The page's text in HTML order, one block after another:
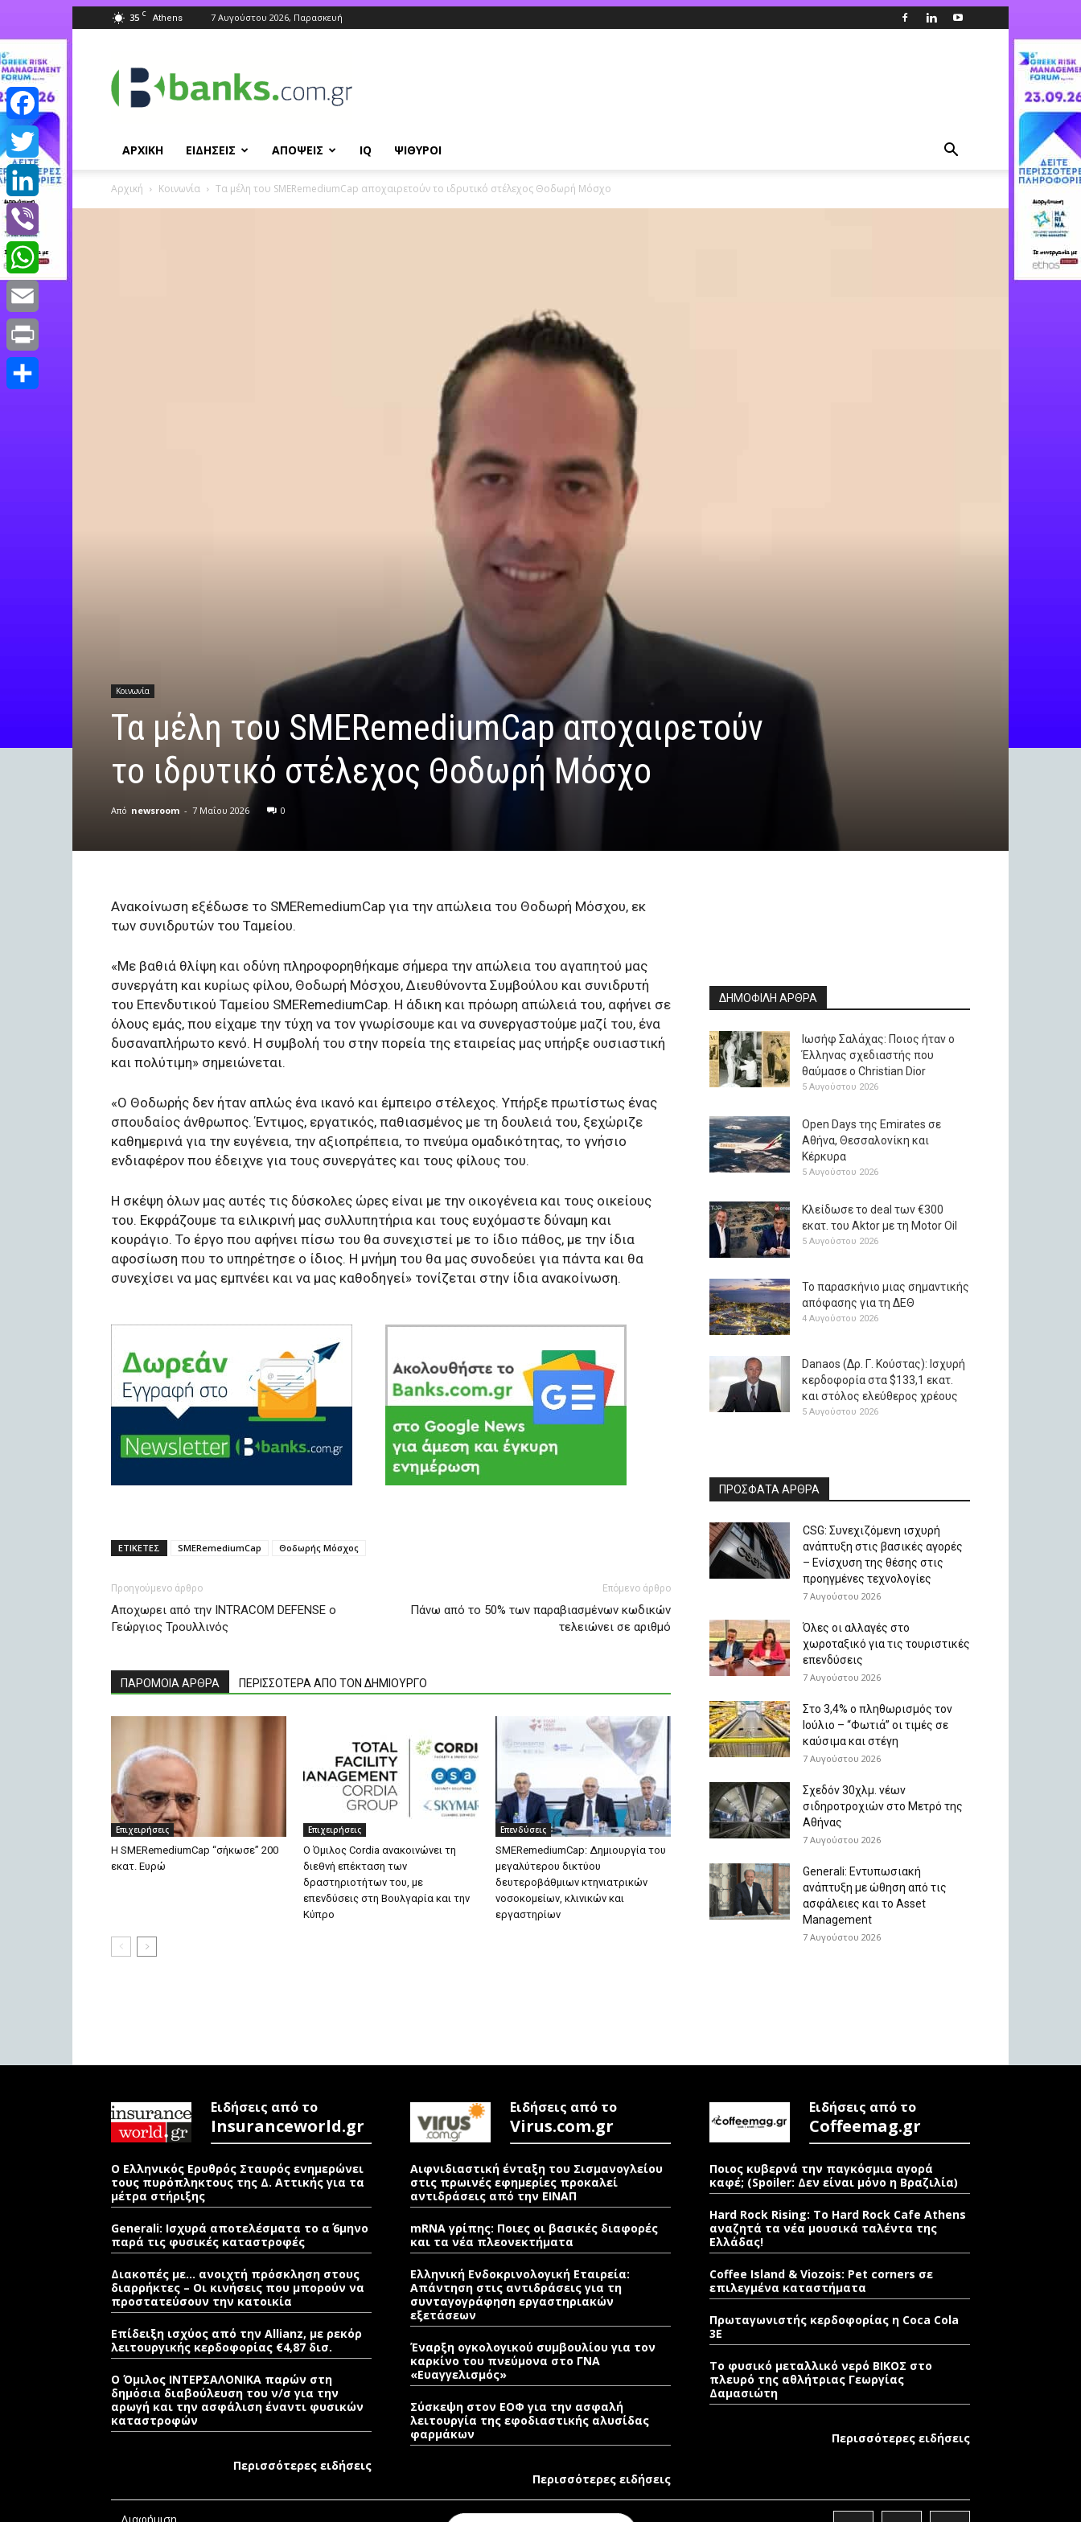
35 C Athens 7 Αυγούστου 2026, Παρασκευή
ΑΡΧΙΚΗ ΕΙΔΗΣΕΙΣ ΑΠΟΨΕΙΣ IQ ΨΙΘΥΡΟΙ
Αρχική Κοινωνία Τα μέλη του SMERemediumCap αποχαιρετούν το ιδρυτικό στέλεχος Θοδωρή Μόσχο
Κοινωνία
Τα μέλη του SMERemediumCap αποχαιρετούν
το ιδρυτικό στέλεχος Θοδωρή Μόσχο
Από newsroom - 7 Μαΐου 2026 0
Ανακοίνωση εξέδωσε το SMERemediumCap για την απώλεια του Θοδωρή Μόσχου, εκ
των συνιδρυτών του Ταμείου.
«Με βαθιά θλίψη και οδύνη πληροφορηθήκαμε σήμερα την απώλεια του αγαπητού μας
συνεργάτη και κυρίως φίλου, Θοδωρή Μόσχου, Διευθύνοντα Συμβούλου και συνιδρυτή
του Επενδυτικού Ταμείου SMERemediumCap. Η άδικη και πρόωρη απώλειά του, αφήνει σε
όλους εμάς, που είχαμε την τύχη να τον γνωρίσουμε και να συνεργαστούμε μαζί του, ένα
δυσαναπλήρωτο κενό. Η συμβολή του στην πορεία της εταιρείας μας υπήρξε ουσιαστική
και πολύτιμη» σημειώνεται.
«Ο Θοδωρής δεν ήταν απλώς ένα ικανό και έμπειρο στέλεχος. Υπήρξε πρωτίστως ένας
σπουδαίος άνθρωπος. Έντιμος, εργατικός, παθιασμένος με τη δουλειά του, ξεχώριζε
καθημερινά για την ευγένεια, την αξιοπρέπεια, το πνεύμα ομαδικότητας, το γνήσιο
ενδιαφέρον που έδειχνε για τους συνεργάτες και τους φίλους του.
Η σκέψη όλων μας αυτές τις δύσκολες ώρες είναι με την οικογένεια και τους οικείους
του. Εκφράζουμε τα ειλικρινή μας συλλυπητήρια και τους ευχόμαστε δύναμη και
κουράγιο. Το έργο που αφήνει πίσω του θα συνεχιστεί με το ίδιο πάθος, με την ίδια
αφοσίωση που το υπηρέτησε ο ίδιος. Η μνήμη του θα μας συνοδεύει για πάντα και θα
συνεχίσει να μας εμπνέει και να μας καθοδηγεί» τονίζεται στην ίδια ανακοίνωση.
ΕΤΙΚΕΤΕΣ SMERemediumCap Θοδωρής Μόσχος
Προηγούμενο άρθρο
Αποχωρει από την INTRACOM DEFENSE ο
Γεώργιος Τρουλλινός
Επόμενο άρθρο
Πάνω από το 50% των παραβιασμένων κωδικών
τελειώνει σε αριθμό
ΠΑΡΟΜΟΙΑ ΑΡΘΡΑ ΠΕΡΙΣΣΟΤΕΡΑ ΑΠΟ ΤΟΝ ΔΗΜΙΟΥΡΓΟ
Επιχειρήσεις
H SMERemediumCap “σήκωσε” 200
εκατ. Ευρώ
Επιχειρήσεις
Ο Όμιλος Cordia ανακοινώνει τη
διεθνή επέκταση των
δραστηριοτήτων του, με
επενδύσεις στη Βουλγαρία και την
Κύπρο
Επενδύσεις
SMERemediumCap: Δημιουργία του
μεγαλύτερου δικτύου
δευτεροβάθμιων κτηνιατρικών
νοσοκομείων, κλινικών και
εργαστηρίων
ΔΗΜΟΦΙΛΗ ΑΡΘΡΑ
Ιωσήφ Σαλάχας: Ποιος ήταν ο
Έλληνας σχεδιαστής που
θαύμασε ο Christian Dior
5 Αυγούστου 2026
Open Days της Emirates σε
Αθήνα, Θεσσαλονίκη και
Κέρκυρα
5 Αυγούστου 2026
Κλείδωσε το deal των €300
εκατ. του Aktor με τη Μotor Oil
5 Αυγούστου 2026
Το παρασκήνιο μιας σημαντικής
απόφασης για τη ΔΕΘ
4 Αυγούστου 2026
Danaos (Δρ. Γ. Κούστας): Ισχυρή
κερδοφορία στα $133,1 εκατ.
και στόλος ελεύθερος χρέους
5 Αυγούστου 2026
ΠΡΟΣΦΑΤΑ ΑΡΘΡΑ
CSG: Συνεχιζόμενη ισχυρή
ανάπτυξη στις βασικές αγορές
– Ενίσχυση της θέσης στις
προηγμένες τεχνολογίες
7 Αυγούστου 2026
Όλες οι αλλαγές στο
χωροταξικό για τις τουριστικές
επενδύσεις
7 Αυγούστου 2026
Στο 3,4% ο πληθωρισμός τον
Ιούλιο – “Φωτιά” οι τιμές σε
καύσιμα και στέγη
7 Αυγούστου 2026
Σχεδόν 30χλμ. νέων
σιδηροτροχιών στο Μετρό της
Αθήνας
7 Αυγούστου 2026
Generali: Eντυπωσιακή
ανάπτυξη με ώθηση από τις
ασφάλειες και το Asset
Management
7 Αυγούστου 2026
Ειδήσεις από το
Insuranceworld.gr
Ο Ελληνικός Ερυθρός Σταυρός ενημερώνει
τους πυρόπληκτους της Δ. Αττικής για τα
μέτρα στήριξης
Generali: Ισχυρά αποτελέσματα το α΄ 6μηνο
παρά τις φυσικές καταστροφές
Διακοπές με… ανοιχτή πρόσκληση στους
διαρρήκτες – Οι κινήσεις που μπορούν να
προστατεύσουν την κατοικία
Επίδειξη ισχύος από την Allianz, με ρεκόρ
λειτουργικής κερδοφορίας €4,87 δισ.
Ο Όμιλος ΙΝΤΕΡΣΑΛΟΝΙΚΑ παρών στη
δημόσια διαβούλευση του ν/σ για την
αρωγή και την ασφάλιση έναντι φυσικών
καταστροφών
Περισσότερες ειδήσεις
Ειδήσεις από το
Virus.com.gr
Αιφνιδιαστική ένταξη του Σισμανογλείου
στις πρωινές εφημερίες προκαλεί
αντιδράσεις από την ΕΙΝΑΠ
mRNA γρίπης: Ποιες οι βασικές διαφορές
και τα νέα πλεονεκτήματα
Ελληνική Ενδοκρινολογική Εταιρεία:
Απάντηση στις αντιδράσεις για τη
συνταγογράφηση εργαστηριακών
εξετάσεων
Έναρξη ογκολογικού συμβουλίου για τον
καρκίνο του πνεύμονα στο ΓΝΑ
«Ευαγγελισμός»
Σύσκεψη στον ΕΟΦ για την ασφαλή
λειτουργία της εφοδιαστικής αλυσίδας
φαρμάκων
Περισσότερες ειδήσεις
Ειδήσεις από το
Coffeemag.gr
Ποιος κυβερνά την παγκόσμια αγορά
καφέ; (Spoiler: Δεν είναι μόνο η Βραζιλία)
Hard Rock Rising: Το Hard Rock Cafe Athens
αναζητά τα νέα μουσικά ταλέντα της
Ελλάδας!
Coffee Island & Viozois: Pet corners σε
επιλεγμένα καταστήματα
Πρωταγωνιστής κερδοφορίας η Coca Cola
3E
Το φυσικό μεταλλικό νερό ΒΙΚΟΣ στο
πλευρό της αθλήτριας Γεωργίας
Δαμασιώτη
Περισσότερες ειδήσεις
Διαφήμιση
Facebook
Twitter
LinkedIn
Viber
WhatsApp
Email
Print